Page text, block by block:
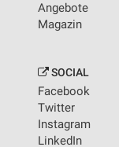
Angebote
Magazin
SOCIAL
Facebook
Twitter
Instagram
LinkedIn